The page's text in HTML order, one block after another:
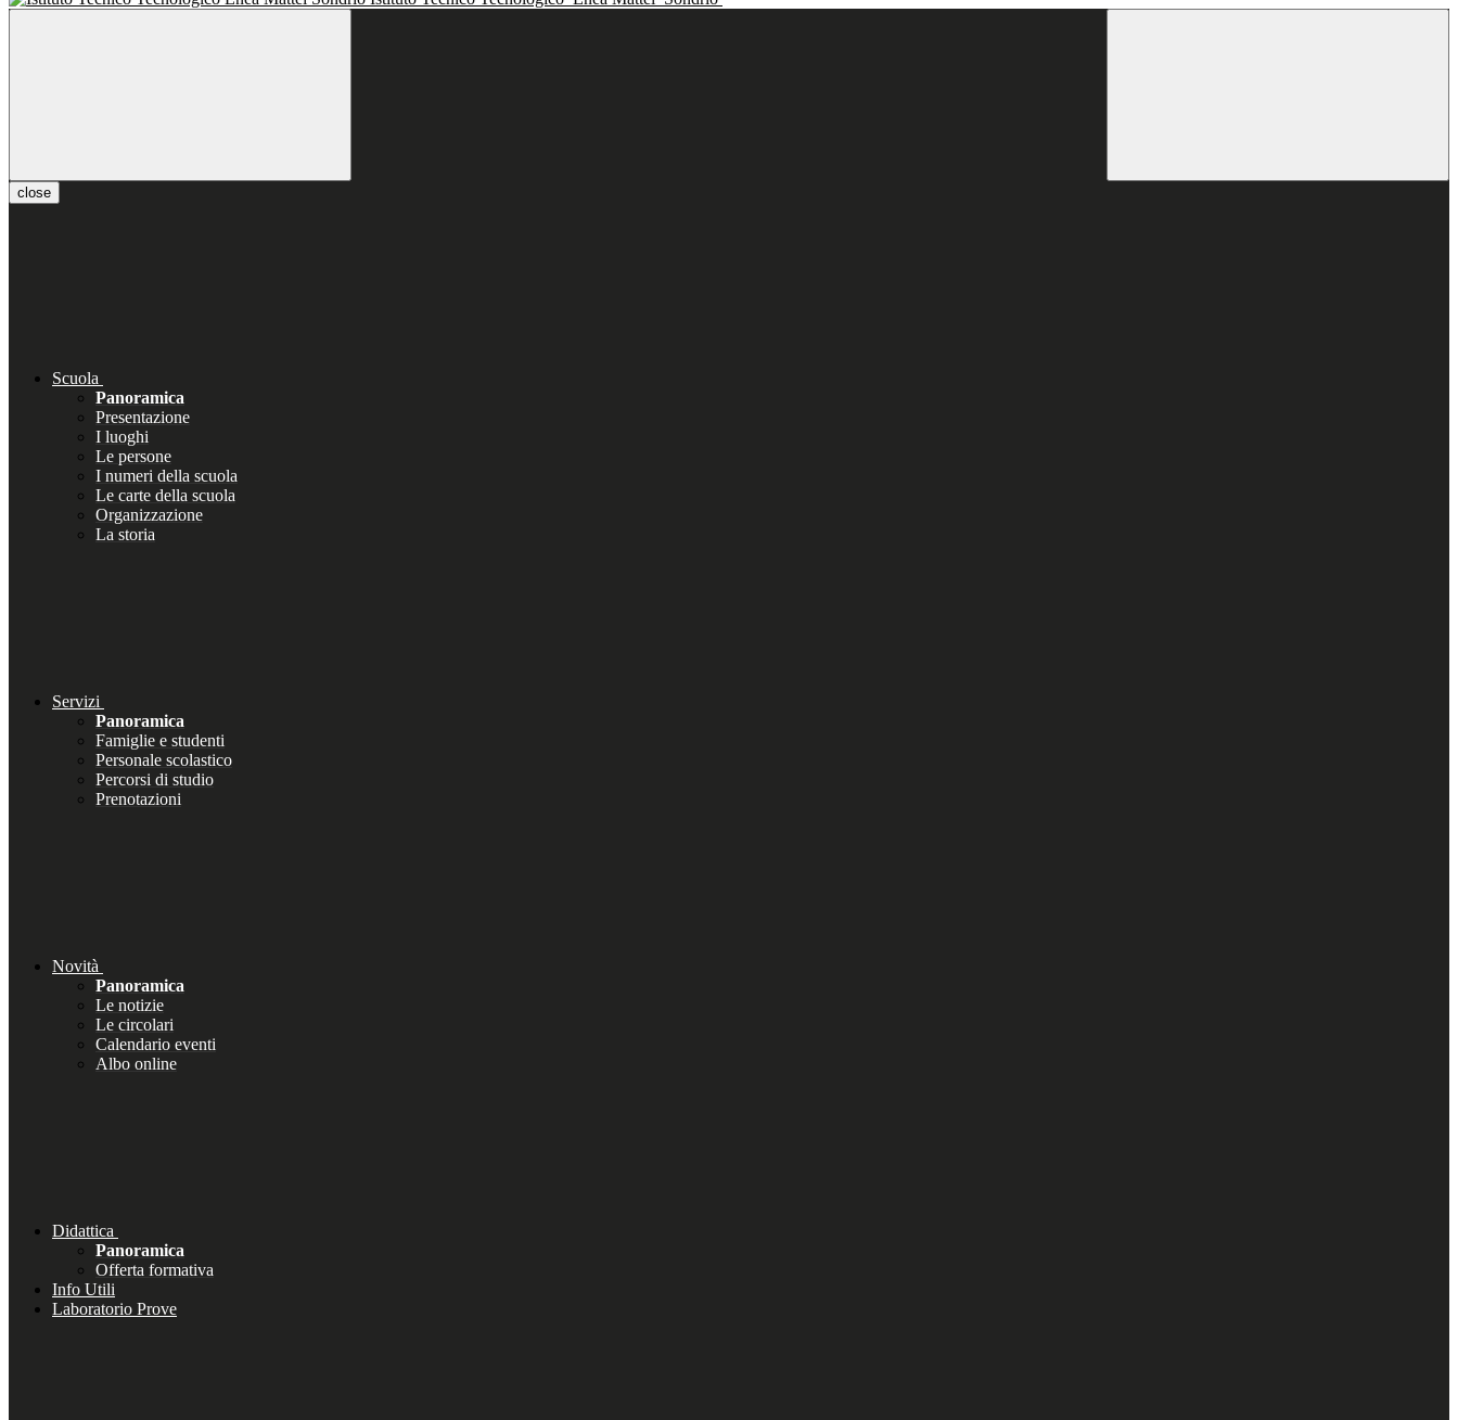
close
Scuola
Panoramica
Presentazione
I luoghi
Le persone
I numeri della scuola
Le carte della scuola
Organizzazione
La storia
Servizi
Panoramica
Famiglie e studenti
Personale scolastico
Percorsi di studio
Prenotazioni
Novità
Panoramica
Le notizie
Le circolari
Calendario eventi
Albo online
Didattica
Panoramica
Offerta formativa
Info Utili
Laboratorio Prove